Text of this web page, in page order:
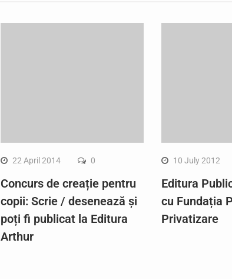
22 April 2014 0
Concurs de creație pentru
copii: Scrie / desenează și
poți fi publicat la Editura
Arthur
10 July 2012
Editura
cu Fundația
Privatizare